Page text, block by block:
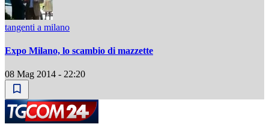
tangenti a milano
Expo Milano, lo scambio di mazzette
08 Mag 2014 - 22:20